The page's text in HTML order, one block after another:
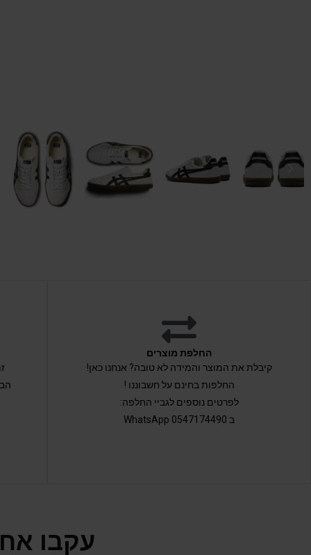
החלפת מוצרים
קיבלת את המוצר והמידה לא טובה? אנחנו כאן!
החלפות בחינם על חשבוננו !
לפרטים נוספים לגביי החלפה:
ב 0547174490 WhatsApp
עקבו